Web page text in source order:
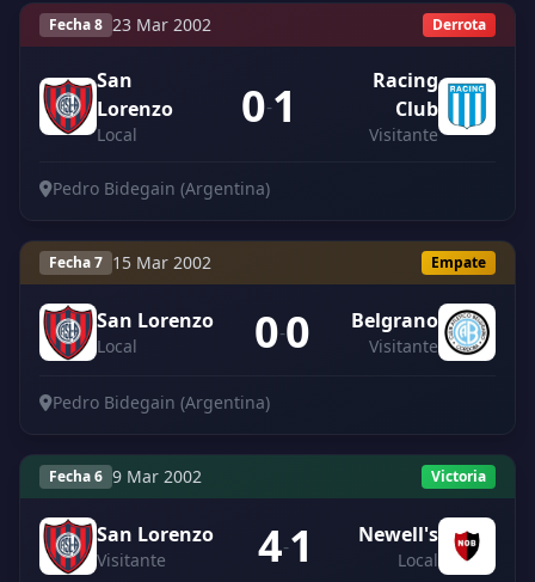
Fecha 8 23 Mar 2002 Derrota
San
Lorenzo
Local 0-1
Racing
Club
Visitante
Pedro Bidegain (Argentina)
Fecha 7 15 Mar 2002 Empate
San Lorenzo
Local 0-0 Belgrano
Visitante
Pedro Bidegain (Argentina)
Fecha 6 9 Mar 2002 Victoria
San Lorenzo
Visitante 4-1 Newell's
Local